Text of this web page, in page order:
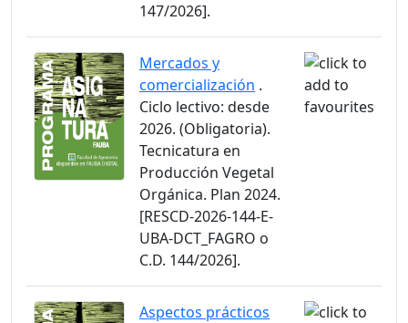
147/2026].
Mercados y
comercialización .
Ciclo lectivo: desde
2026. (Obligatoria).
Tecnicatura en
Producción Vegetal
Orgánica. Plan 2024.
[RESCD-2026-144-E-
UBA-DCT_FAGRO o
C.D. 144/2026].
Aspectos prácticos